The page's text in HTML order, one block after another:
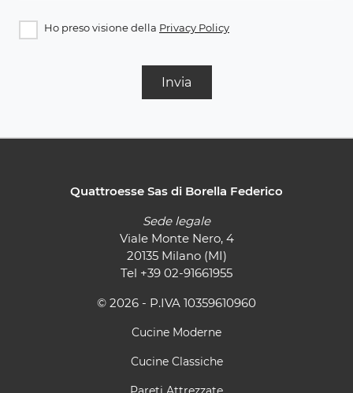
Ho preso visione della Privacy Policy
Invia
Quattroesse Sas di Borella Federico
Sede legale
Viale Monte Nero, 4
20135 Milano (MI)
Tel +39 02-91661955
© 2026 - P.IVA 10359610960
Cucine Moderne
Cucine Classiche